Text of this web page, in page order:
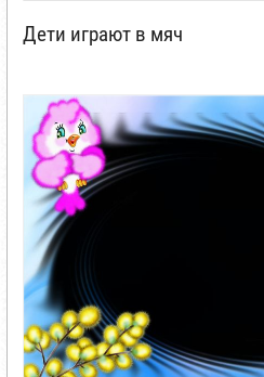
Дети играют в мяч